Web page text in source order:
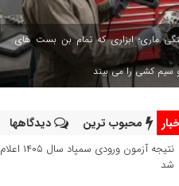
ماری؛ ابزاری که تمام بن بست های
سیم کشی را می بیند
محبوب ترین دیدگاهها
نتیجه آزمون ورودی سمپاد سال ۱۴۰۵ اعلام
شد